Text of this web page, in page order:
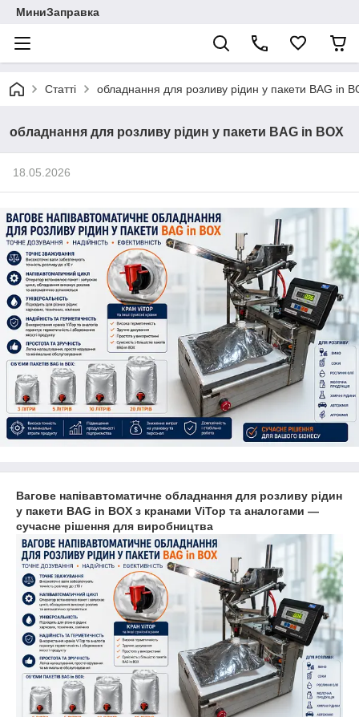
МиниЗаправка
Статті обладнання для розливу рідин у пакети BAG in
обладнання для розливу рідин у пакети BAG in BOX
18.05.2026
Вагове напівавтоматичне обладнання для розливу рідин
у пакети BAG in BOX з кранами ViTop та аналогами —
сучасне рішення для виробництва